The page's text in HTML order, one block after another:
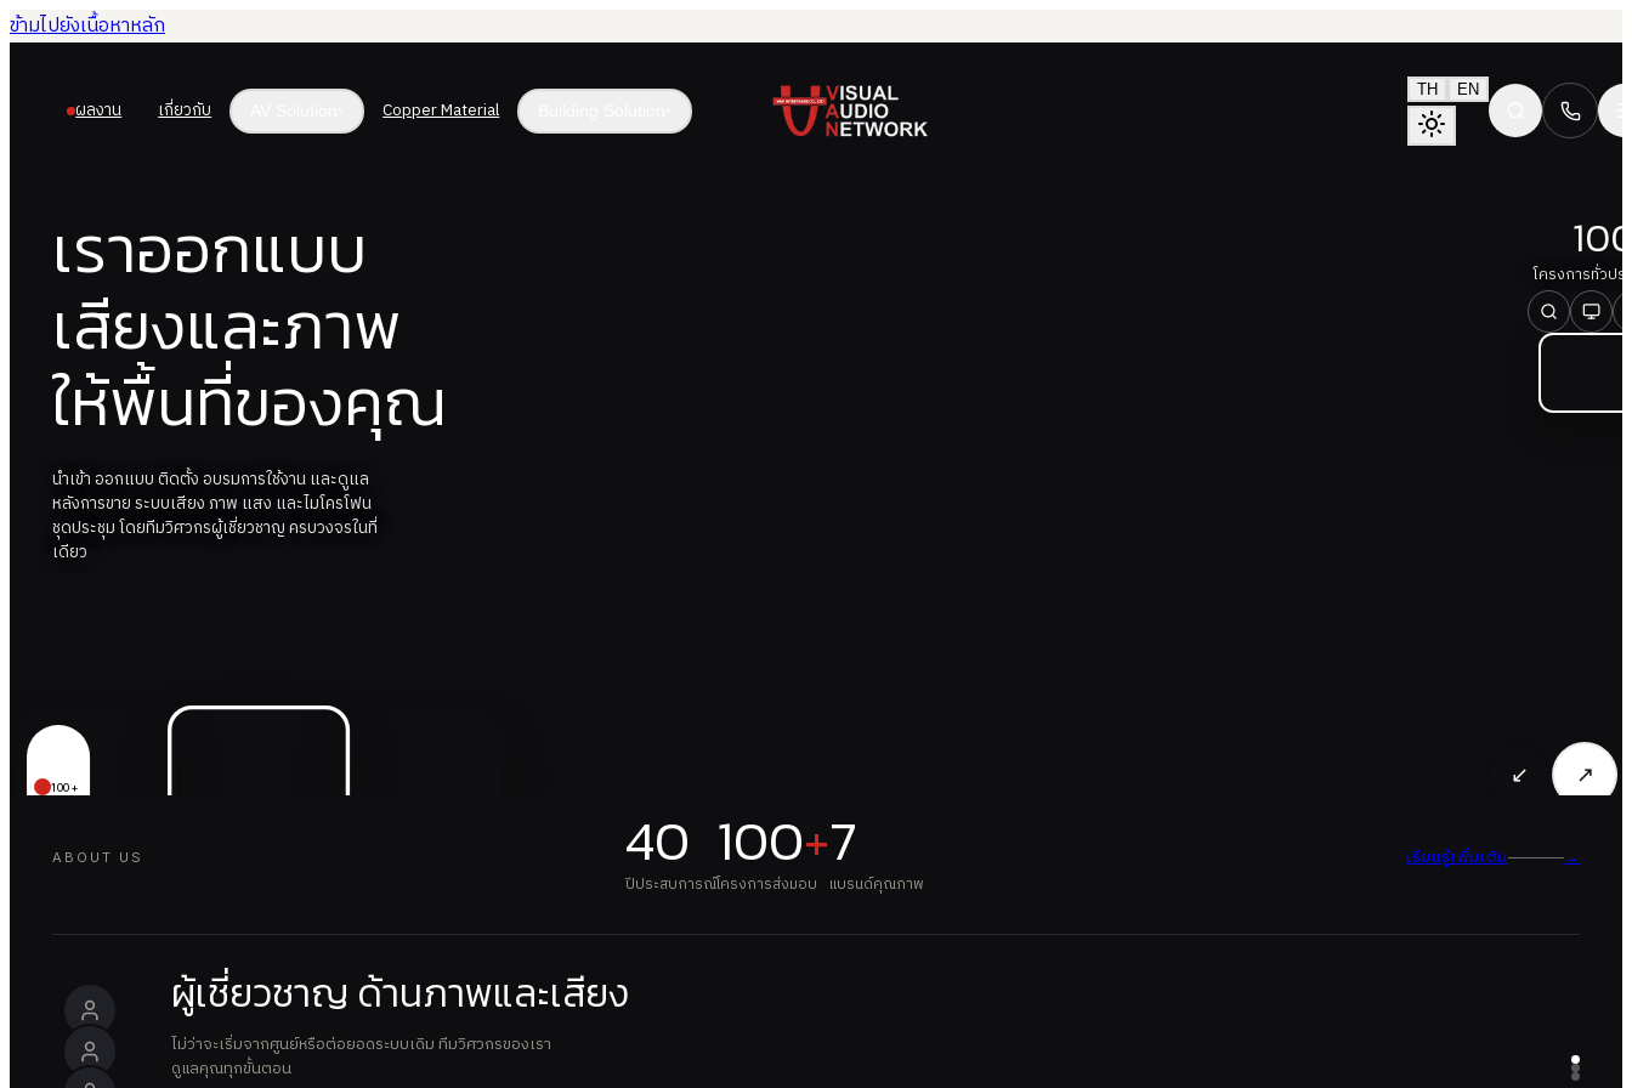
ข้ามไปยังเนื้อหาหลัก
ผลงาน เกี่ยวกับ Copper Material
TH EN
เราออกแบบ
เสียงและภาพ
ให้พื้นที่ของคุณ
นำเข้า ออกแบบ ติดตั้ง อบรมการใช้งาน และดูแล
หลังการขาย ระบบเสียง ภาพ แสง และไมโครโฟน
ชุดประชุม โดยทีมวิศวกรผู้เชี่ยวชาญ ครบวงจรในที่
เดียว
โครงการทั่วปร
100+ ↙ ↗
ABOUT US 40
ปีประสบการณ์
100+
โครงการส่งมอบ
7
แบรนด์คุณภาพ
เรียนรู้เพิ่มเติม →
ผู้เชี่ยวชาญ ด้านภาพและเสียง
ไม่ว่าจะเริ่มจากศูนย์หรือต่อยอดระบบเดิม ทีมวิศวกรของเรา
ดูแลคุณทุกขั้นตอน